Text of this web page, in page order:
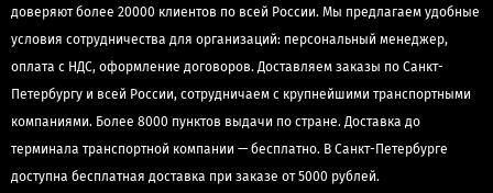
доверяют более 20000 клиентов по всей России. Мы предлагаем удобные
условия сотрудничества для организаций: персональный менеджер,
оплата с НДС, оформление договоров. Доставляем заказы по Санкт-
Петербургу и всей России, сотрудничаем с крупнейшими транспортными
компаниями. Более 8000 пунктов выдачи по стране. Доставка до
терминала транспортной компании — бесплатно. В Санкт-Петербурге
доступна бесплатная доставка при заказе от 5000 рублей.